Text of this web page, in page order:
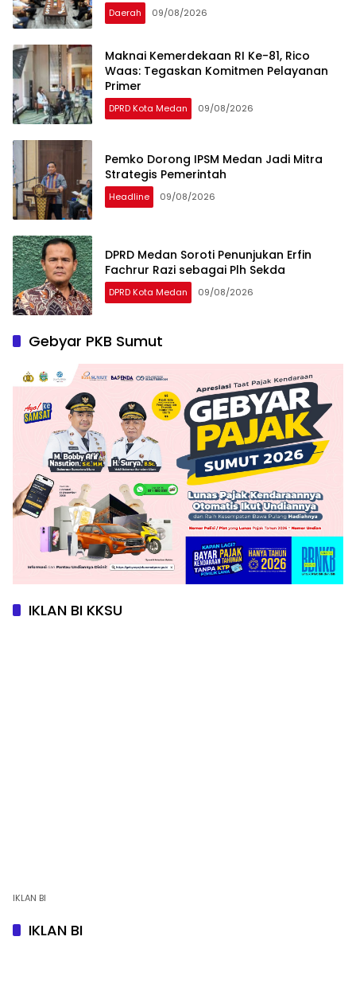
Daerah 09/08/2026
Maknai Kemerdekaan RI Ke-81, Rico
Waas: Tegaskan Komitmen Pelayanan
Primer
DPRD Kota Medan 09/08/2026
Pemko Dorong IPSM Medan Jadi Mitra
Strategis Pemerintah
Headline 09/08/2026
DPRD Medan Soroti Penunjukan Erfin
Fachrur Razi sebagai Plh Sekda
DPRD Kota Medan 09/08/2026
Gebyar PKB Sumut
IKLAN BI KKSU
IKLAN BI
IKLAN BI